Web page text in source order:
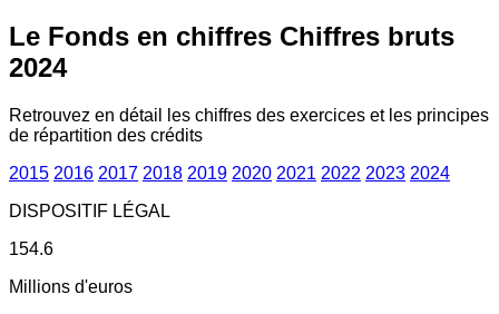
Le Fonds en chiffres Chiffres bruts
2024
Retrouvez en détail les chiffres des exercices et les principes
de répartition des crédits
2015 2016 2017 2018 2019 2020 2021 2022 2023 2024
DISPOSITIF LÉGAL
154.6
Millions d'euros